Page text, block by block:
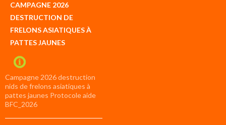
CAMPAGNE 2026
DESTRUCTION DE
FRELONS ASIATIQUES À
PATTES JAUNES
Campagne 2026 destruction
nids de frelons asiatiques à
pattes jaunes Protocole aide
BFC_2026